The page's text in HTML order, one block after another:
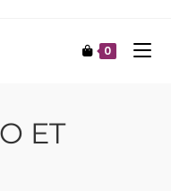
0
ET